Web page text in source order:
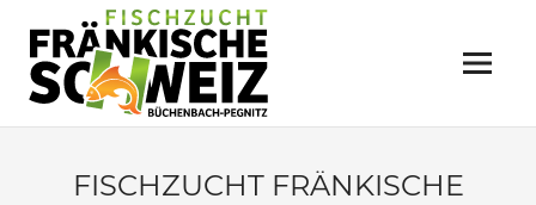
Inhalt
springen
FRÄNKISCHE
SCHWEIZ
Büchenbach
Menü
FISCHZUCHT FRÄNKISCHE